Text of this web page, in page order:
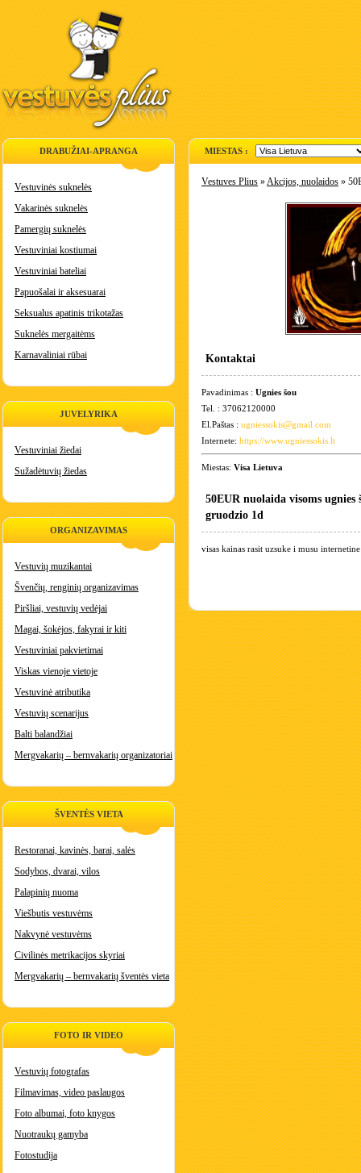
DRABUŽIAI-APRANGA
Vestuvinės suknelės
Vakarinės suknelės
Pamergių suknelės
Vestuviniai kostiumai
Vestuviniai bateliai
Papuošalai ir aksesuarai
Seksualus apatinis trikotažas
Suknelės mergaitėms
Karnavaliniai rūbai
JUVELYRIKA
Vestuviniai žiedai
Sužadėtuvių žiedas
ORGANIZAVIMAS
Vestuvių muzikantai
Švenčių, renginių organizavimas
Piršliai, vestuvių vedėjai
Magai, šokėjos, fakyrai ir kiti
Vestuviniai pakvietimai
Viskas vienoje vietoje
Vestuvinė atributika
Vestuvių scenarijus
Balti balandžiai
Mergvakarių – bernvakarių organizatoriai
ŠVENTĖS VIETA
Restoranai, kavinės, barai, salės
Sodybos, dvarai, vilos
Palapinių nuoma
Viešbutis vestuvėms
Nakvynė vestuvėms
Civilinės metrikacijos skyriai
Mergvakarių – bernvakarių šventės vieta
FOTO IR VIDEO
Vestuvių fotografas
Filmavimas, video paslaugos
Foto albumai, foto knygos
Nuotraukų gamyba
Fotostudija
MIESTAS :
Vestuves Plius »Akcijos, nuolaidos »
Kontaktai
Pavadinimas : Ugnies šou
Tel. : 37062120000
El.Paštas : ugniessokis@gmail.com
Internete: https://www.ugniessokis.lt
Miestas: Visa Lietuva
50EUR nuolaida visoms
gruodzio 1d
visas kainas rasit uzsuke i musu